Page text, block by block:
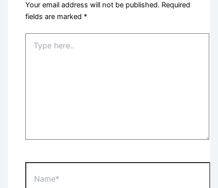
Your email address will not be published. Required
fields are marked *
here..